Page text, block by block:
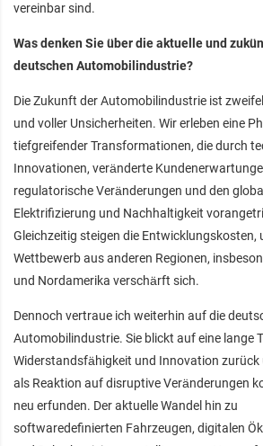
vereinbar sind.
Was denken Sie über die aktuelle und
deutschen Automobilindustrie?
Die Zukunft der Automobilindustrie ist
und voller Unsicherheiten. Wir erleben eine
tiefgreifender Transformationen, die durch
Innovationen, veränderte
regulatorische Veränderungen und den
Elektrifizierung und Nachhaltigkeit
Gleichzeitig steigen die Entwicklungskosten,
Wettbewerb aus anderen Regionen,
und Nordamerika verschärft sich.
Dennoch vertraue ich weiterhin auf die
Automobilindustrie. Sie blickt auf eine lange
Widerstandsfähigkeit und Innovation zurück
als Reaktion auf disruptive Veränderungen
neu erfunden. Der aktuelle Wandel hin zu
softwaredefinierten Fahrzeugen, digitalen